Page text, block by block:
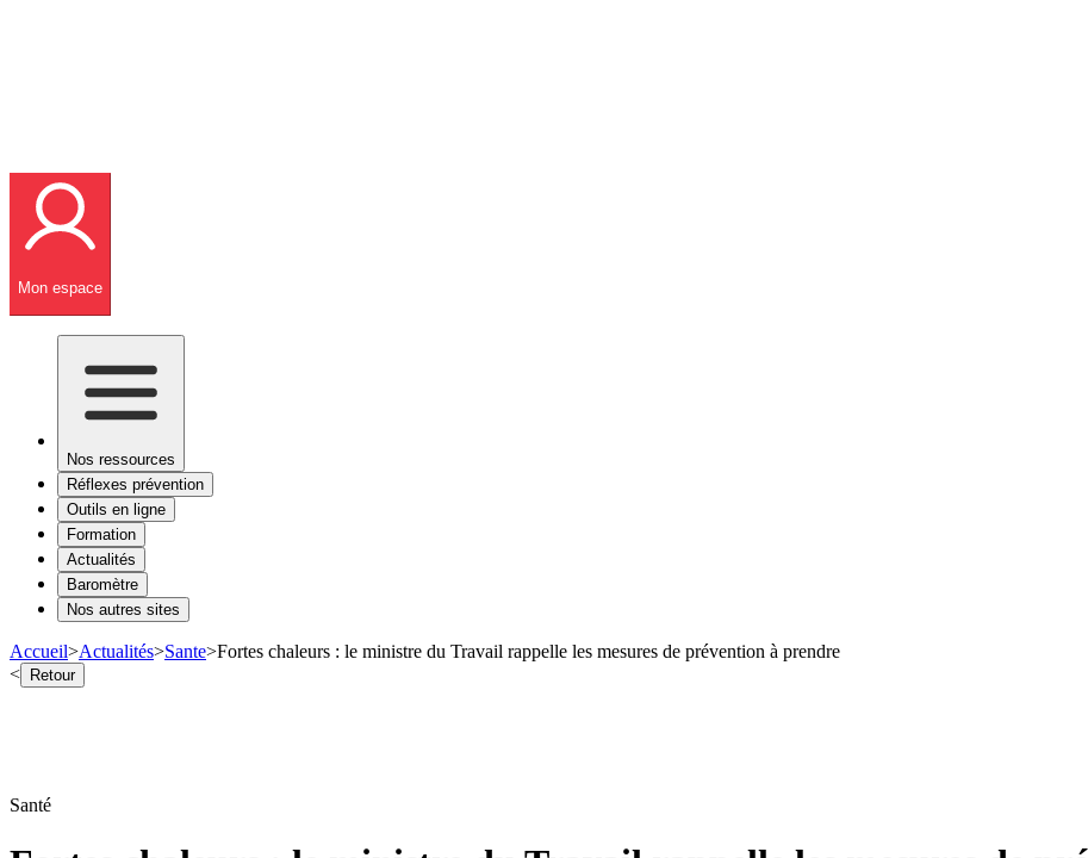
Mon espace
Nos ressources
Réflexes prévention
Outils en ligne
Formation
Actualités
Baromètre
Nos autres sites
Accueil>Actualités>Sante>Fortes chaleurs : le ministre du Travail rappelle les mesures de prévention à prendre
< Retour
Santé